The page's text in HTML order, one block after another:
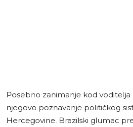
Posebno zanimanje kod voditelja
njegovo poznavanje političkog
Hercegovine. Brazilski glumac